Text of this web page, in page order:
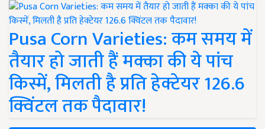
Pusa Corn Varieties: कम समय में
तैयार हो जाती हैं मक्का की ये पांच
किस्में, मिलती है प्रति हेक्टेयर 126.6
क्विंटल तक पैदावार!